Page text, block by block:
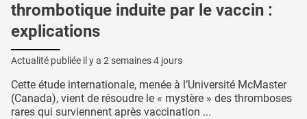
thrombotique induite par le vaccin :
explications
Actualité publiée il y a 2 semaines 4 jours
Cette étude internationale, menée à l’Université McMaster
(Canada), vient de résoudre le « mystère » des thromboses
rares qui surviennent après vaccination ...